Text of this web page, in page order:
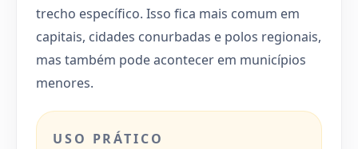
trecho específico. Isso fica mais comum em
capitais, cidades conurbadas e polos regionais,
mas também pode acontecer em municípios
menores.
USO PRÁTICO